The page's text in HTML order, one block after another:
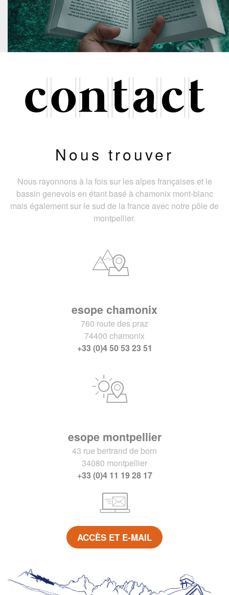
Nous trouver
Nous rayonnons à la fois sur les alpes françaises et le
bassin genevois en étant basé à chamonix mont-blanc
mais également sur le sud de la france avec notre pôle de
montpellier.
esope chamonix
760 route des praz
74400 chamonix
+33 (0)4 50 53 23 51
esope montpellier
43 rue bertrand de born
34080 montpellier
+33 (0)4 11 19 28 17
ACCÈS ET E-MAIL